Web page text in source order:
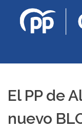
El PP de
nuevo